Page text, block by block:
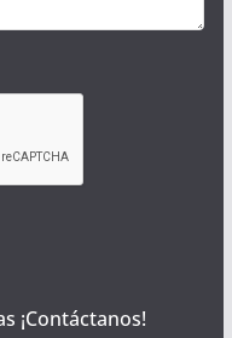
¡Contáctanos!